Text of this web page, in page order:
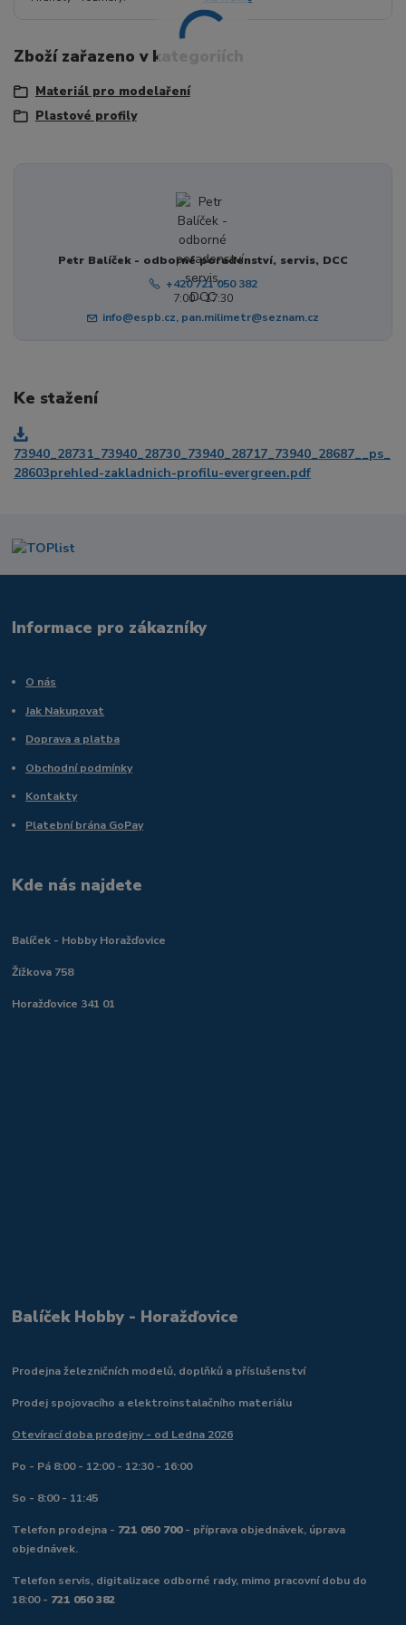
Zboží zařazeno v kategoriích
Materiál pro modelaření
Plastové profily
Petr Balíček - odborné poradenství, servis, DCC
+420 721 050 382
7:00 - 17:30
info@espb.cz, pan.milimetr@seznam.cz
Ke stažení
73940_28731_73940_28730_73940_28717_73940_28687__ps_
28603prehled-zakladnich-profilu-evergreen.pdf
Informace pro zákazníky
O nás
Jak Nakupovat
Doprava a platba
Obchodní podmínky
Kontakty
Platební brána GoPay
Kde nás najdete
Balíček - Hobby Horažďovice
Žižkova 758
Horažďovice 341 01
Balíček Hobby - Horažďovice
Prodejna železničních modelů, doplňků a příslušenství
Prodej spojovacího a elektroinstalačního materiálu
Otevírací doba prodejny - od Ledna 2026
Po - Pá 8:00 - 12:00 - 12:30 - 16:00
So - 8:00 - 11:45
Telefon prodejna - 721 050 700- příprava objednávek, úprava
objednávek.
Telefon servis, digitalizace odborné rady, mimo pracovní dobu do
18:00 - 721 050 382